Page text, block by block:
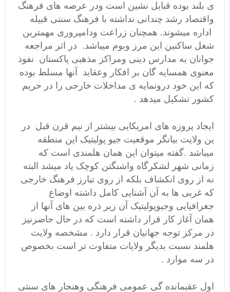
ی بلند بوده قبایل نشین است ودر عرصه های فرهنگ
واقتصاد رشد چندانی نداشته با فرهنگ سنتی قبیله
اداره میشوند. همچنان زراعت ودامپروری مهمترین
شغل ساکنین این مرز وبوم میباشد. در اثر مراجعه
جوانان به مدارس دینی ومراکز مذهبی پاکستان نفوذ
معنوی همسایه گان بر افکار وعقاید آنها مسلط بوده
که این خود درونمایه ی مداخلات خارجی را در حریم
کشور تشکیل میدهد .
ایجاد پروزه های امریکایی بیشتر از نیم قرن قبل در
ین ولایت بیانگر موقعیت جیو پولیتیک این منطقه
میباشد .گفته میتوان این همان هلمندی است که
زمانی شهر لشکرگاه واشنگتن کوچک یاد میشد البته
نه از روی انکشاف بلکه از روی تبارز فرهنگ خارجی
که غربی ها به آن آشنایی کامل داشته اوضاع
جغرافیایی وجیوپولیتیک آن زیر ذره بین های آنها از
همان آغاز کار قرار داشته است که در حال حاضرنیز
در مرکز توجه جهانیان قرار دارد . مشخصه ولایت
هلمند نسبت بدیگر ولایات متفاوت تر است بخصوص
در سه موارد .
اول عقبمانده گی عمومی فرهنگی وهنجار های سنتی